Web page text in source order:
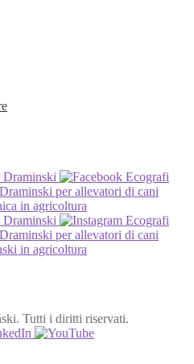
Draminski
Ecografi
Draminski per allevatori di cani
in agricoltura
Draminski
Ecografi
Draminski per allevatori di cani
in agricoltura
Tutti i diritti riservati.